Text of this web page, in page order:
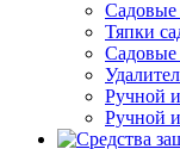
Тяпки
Садовые
Ручной
Ручной